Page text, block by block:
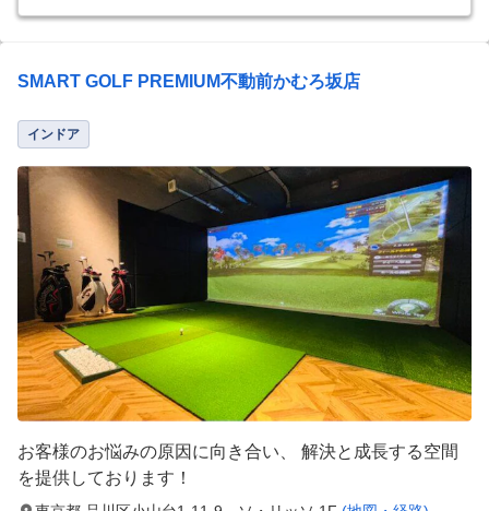
SMART GOLF PREMIUM不動前かむろ坂店
インドア
お客様のお悩みの原因に向き合い、 解決と成長する空間
を提供しております！